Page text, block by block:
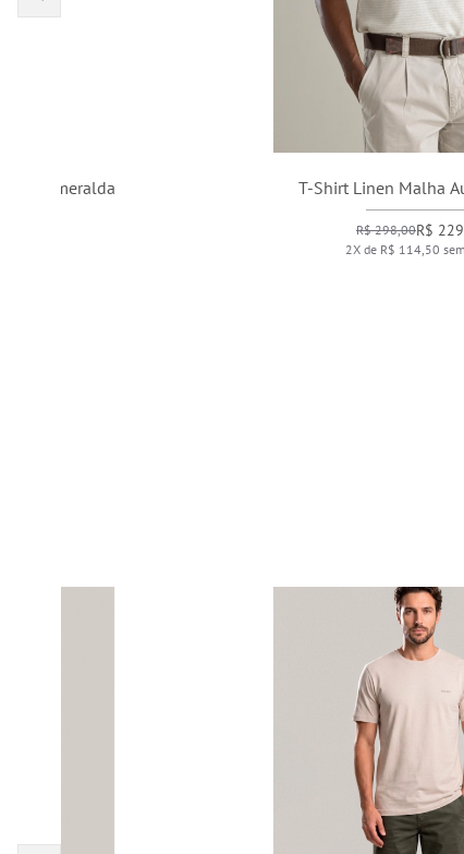
T-Shirt Linen Malha Aura Natural